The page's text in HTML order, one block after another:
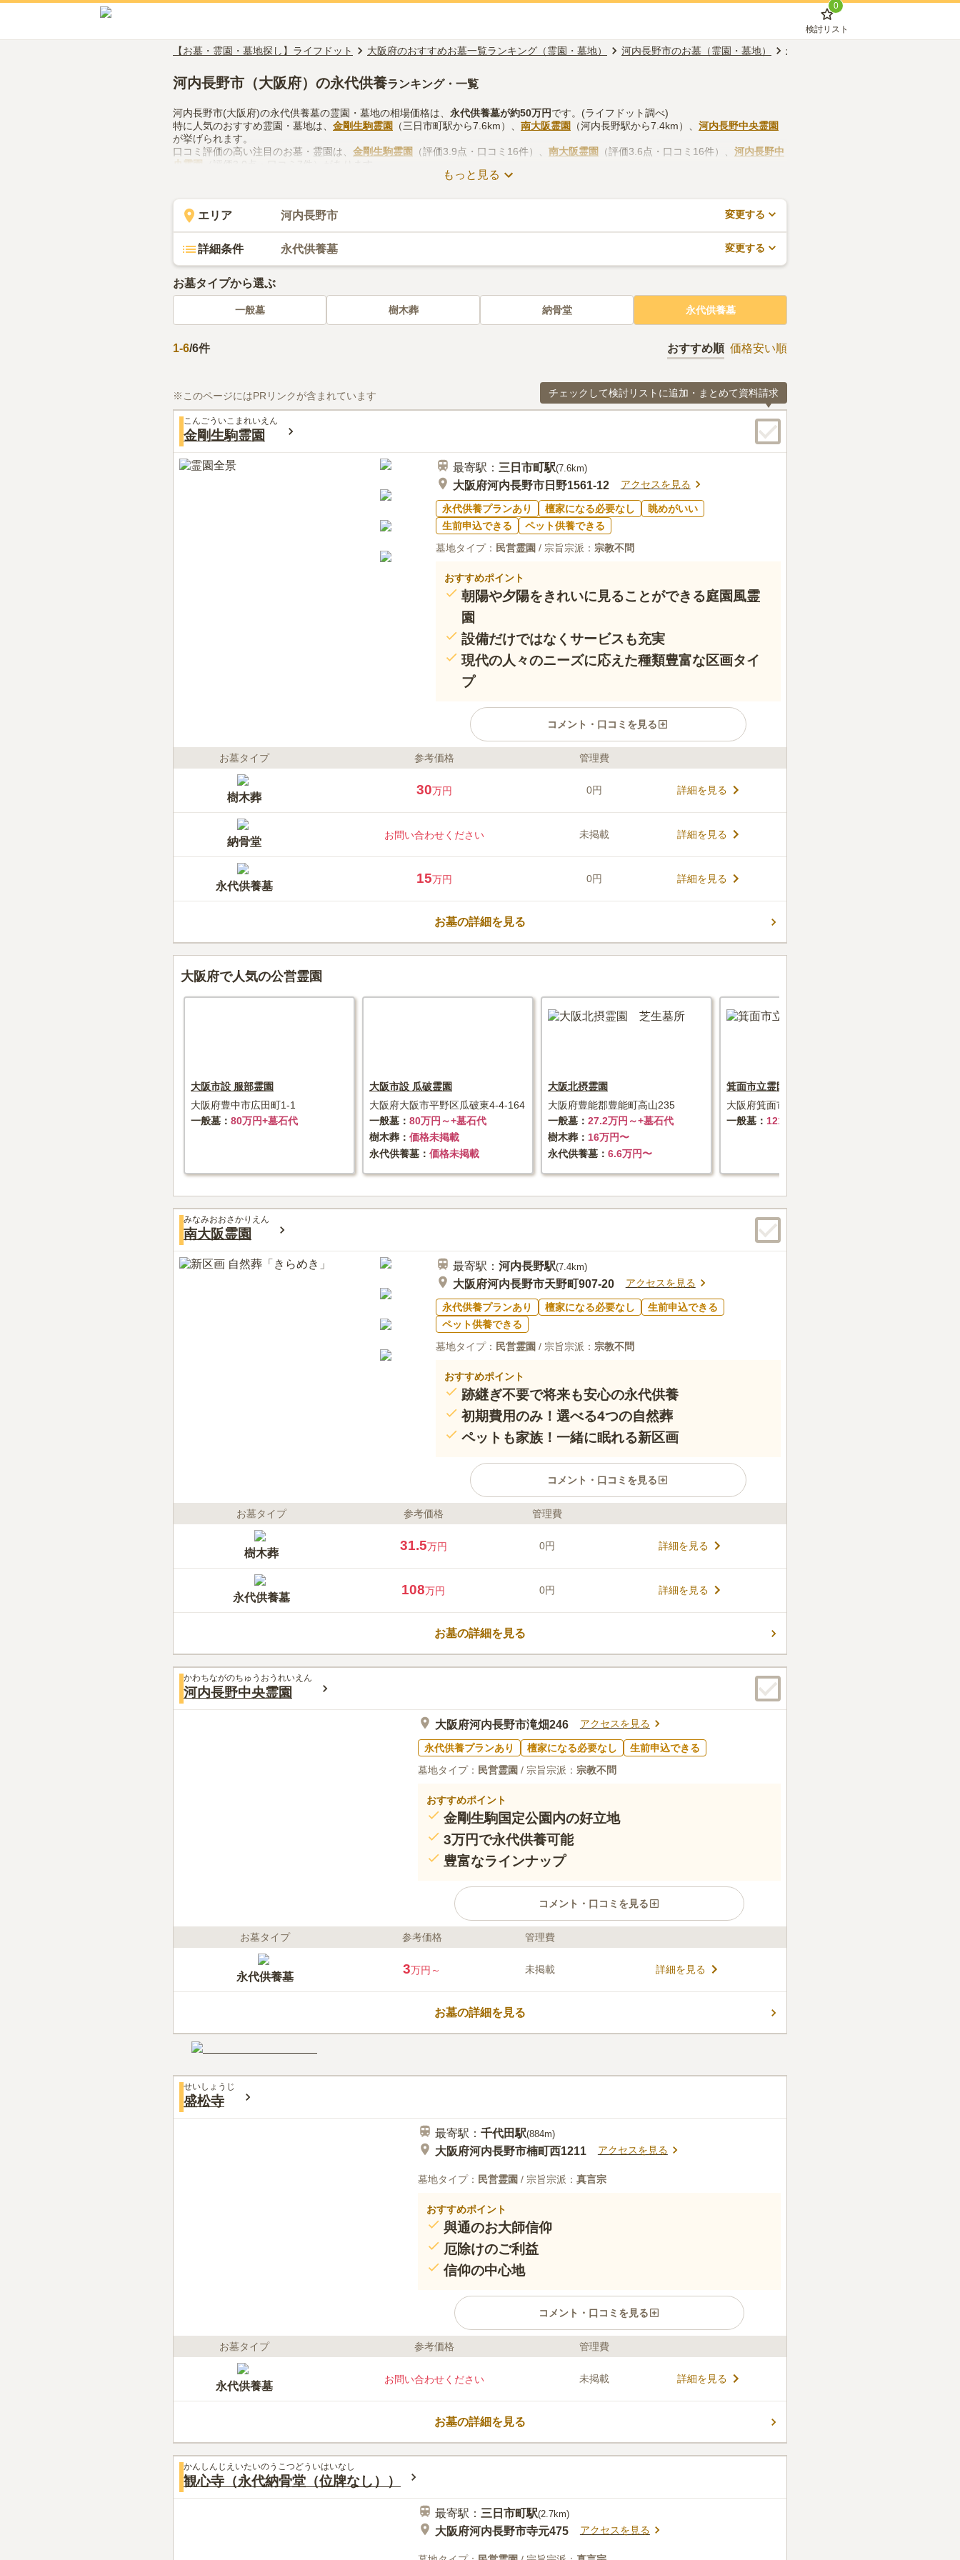
0
検討リスト
【お墓・霊園・墓地探し】ライフドット 大阪府のおすすめお墓一覧ランキング（霊園・墓地） 河内長野市のお墓（霊園・墓地） 永代供養墓
河内長野市（大阪府）の永代供養ランキング・一覧
河内長野市(大阪府)の永代供養墓の霊園・墓地の相場価格は、 永代供養墓が約50万円です。(ライフドット調べ)
特に人気のおすすめ霊園・墓地は、 金剛生駒霊園 （三日市町駅から7.6km）、 南大阪霊園 （河内長野駅から7.4km）、 河内長野中央霊園
が挙げられます。
口コミ評価の高い注目のお墓・霊園は、 金剛生駒霊園 （評価3.9点・口コミ16件）、 南大阪霊園 （評価3.6点・口コミ16件）、 河内長野中
央霊園 （評価3.0点・口コミ7件）があります。
河内長野市(大阪府)で永代供養墓の霊園・墓地のお墓探しをする際は、自宅からの交通アクセスを確認しつつ、法要施設や管理事務所な
で、活用してみてください。
もっと見る
エリア 河内長野市 変更する
詳細条件 永代供養墓 変更する
お墓タイプから選ぶ
一般墓 樹木葬 納骨堂 永代供養墓
1-6/6件 おすすめ順 価格安い順
※このページにはPRリンクが含まれています チェックして検討リストに追加・まとめて資料請求
こんごういこまれいえん
金剛生駒霊園
最寄駅： 三日市町駅(7.6km)
大阪府河内長野市日野1561-12 アクセスを見る
永代供養プランあり 檀家になる必要なし
眺めがいい
生前申込できる
ペット供養できる
墓地タイプ： 民営霊園 / 宗旨宗派： 宗教不問
おすすめポイント
朝陽や夕陽をきれいに見ることができる庭園風霊
園
設備だけではなくサービスも充実
現代の人々のニーズに応えた種類豊富な区画タイ
プ
コメント・口コミを見る
ライフドット編集部のコメント
地よい霊園です。富田林や堺の街並みを一望することができ、
季節の変化に合わせて生み出されるコントラストも存在感を放
れているため、継承者について悩まされることがありません。
家族の遺骨を自分の手で納骨することができ、毎月合同供養祭
がおこなわれる永代供養墓の「なごみ霊廟」をはじめ、3種類の
園内の奥にまで車で入って行ける環境は魅力的です。公共交通
機関の方は、河内長野駅、泉ヶ丘駅から霊園までの無料送迎バ
口コミ評価
みんなの評価
口コミ
お墓タイプ 参考価格 管理費
樹木葬
30万円 0円 詳細を見る
納骨堂
お問い合わせください 未掲載 詳細を見る
永代供養墓
15万円 0円 詳細を見る
お墓の詳細を見る
大阪府で人気の公営霊園
大阪市設 服部霊園
大阪府豊中市広田町1-1
一般墓
80万円+墓石代
大阪市設 瓜破霊園
大阪府大阪市平野区瓜破東4-4-164
一般墓
80万円～+墓石代
樹木葬
価格未掲載
永代供養墓
価格未掲載
大阪北摂霊園
大阪府豊能郡豊能町高山235
一般墓
27.2万円～+墓石代
樹木葬
16万円〜
永代供養墓
6.6万円〜
箕面市立霊園
大阪府箕面市半町4丁目728番地
一般墓
121.9万円
みなみおおさかりえん
南大阪霊園
最寄駅： 河内長野駅(7.4km)
大阪府河内長野市天野町907-20 アクセスを見る
永代供養プランあり 檀家になる必要なし
生前申込できる
ペット供養できる
墓地タイプ： 民営霊園 / 宗旨宗派： 宗教不問
おすすめポイント
跡継ぎ不要で将来も安心の永代供養
初期費用のみ！選べる4つの自然葬
ペットも家族！一緒に眠れる新区画
コメント・口コミを見る
ライフドット編集部のコメント
美しい公園墓地です。全区画東南向きの一般墓所をはじめ、バ
リアフリー設計の新区画、永代供養の自然葬など、多様なニー
ズに合わせたお墓が選べます。菩提寺による手厚い先祖供養の
行事も充実しており、将来への安心感も抜群です。さらに、最
寄駅からの直通バスや休憩所、お食事処も完備されており、い
つでも快適にお参りできる配慮が尽くされています。
コメントの続きを読む
口コミ評価
みんなの評価
あり、墓花を購入できる。また、ちょつと高いが霊園で墓花が売ってい
る。ローソク、線香は霊園で無料でもらえるが、皆さん100円お供えして
いる。園内に食事のできる所はないが、車で5分の所にファミレスがあ
る。
お墓タイプ 参考価格 管理費
樹木葬
31.5万円 0円 詳細を見る
永代供養墓
108万円 0円 詳細を見る
お墓の詳細を見る
かわちながのちゅうおうれいえん
河内長野中央霊園
大阪府河内長野市滝畑246 アクセスを見る
永代供養プランあり 檀家になる必要なし
生前申込できる
墓地タイプ： 民営霊園 / 宗旨宗派： 宗教不問
おすすめポイント
金剛生駒国定公園内の好立地
3万円で永代供養可能
豊富なラインナップ
コメント・口コミを見る
ライフドット編集部のコメント
おひとり様や核ご家族など、多彩なニーズに応える豊富なラインナ
ップが特徴です。 リーズナブルな価格のプランもあり、費用を安く
抑えたい方でも安心です。 90cm×90cm (0.81㎡）から
540cm×180cmまで7つの区画が用意されており、おひとり様からご
ご家族代々まで安らかに眠ることができます。
20代女性
最寄駅である河内長野駅からは時間がかかるため、その間にホーム
お墓タイプ 参考価格 管理費
永代供養墓
3万円～ 未掲載 詳細を見る
お墓の詳細を見る
せいしょうじ
盛松寺
最寄駅： 千代田駅(884m)
大阪府河内長野市楠町西1211 アクセスを見る
墓地タイプ： 民営霊園 / 宗旨宗派： 真言宗
おすすめポイント
與通のお大師信仰
厄除けのご利益
信仰の中心地
コメント・口コミを見る
口コミ評価
お墓タイプ 参考価格 管理費
永代供養墓
お問い合わせください 未掲載 詳細を見る
お墓の詳細を見る
かんしんじえいたいのうこつどういはいなし
観心寺（永代納骨堂（位牌なし））
最寄駅： 三日市町駅(2.7km)
大阪府河内長野市寺元475 アクセスを見る